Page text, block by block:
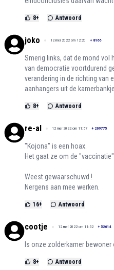
8+ Antwoord
joko 12 mei 2022 om 12:20 + 8166
Smerig links, dat de mond vol
van democratie voortdurend
verandering in de richting van
aanhangers uit de
8+ Antwoord
re-al 12 mei 2022 om 11:57 + 209775
"Kojona" is een hoax.
Het gaat ze om de
Weest gewaarschuwd !
Nergens aan mee werken.
16+ Antwoord
cootje 12 mei 2022 om 11:52 + 52614
Is onze zolderkamer bewoner
8+ Antwoord